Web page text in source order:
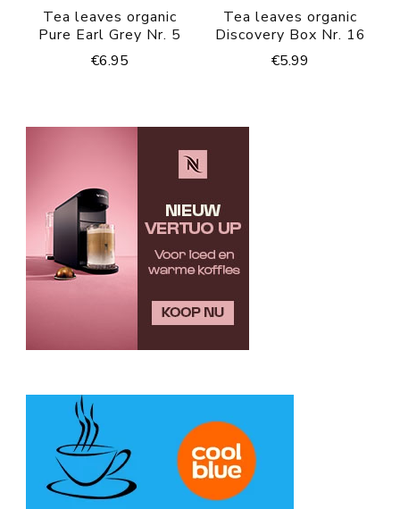
Tea leaves organic
Pure Earl Grey Nr. 5
€6.95
Tea leaves organic
Discovery Box Nr. 16
€5.99